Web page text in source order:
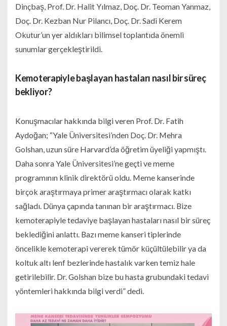
Dinçbaş, Prof. Dr. Halit Yılmaz, Doç. Dr. Teoman Yanmaz,
Doç. Dr. Kezban Nur Pilancı, Doç. Dr. Sadi Kerem
Okutur’un yer aldıkları bilimsel toplantıda önemli
sunumlar gerçekleştirildi.
Kemoterapiyle başlayan hastaları nasıl bir süreç
bekliyor?
Konuşmacılar hakkında bilgi veren Prof. Dr. Fatih
Aydoğan; “Yale Üniversitesi’nden Doç. Dr. Mehra
Golshan, uzun süre Harvard’da öğretim üyeliği yapmıştı.
Daha sonra Yale Üniversitesi’ne geçti ve meme
programının klinik direktörü oldu. Meme kanserinde
birçok araştırmaya primer araştırmacı olarak katkı
sağladı. Dünya çapında tanınan bir araştırmacı. Bize
kemoterapiyle tedaviye başlayan hastaları nasıl bir süreç
beklediğini anlattı. Bazı meme kanseri tiplerinde
öncelikle kemoterapi vererek tümör küçültülebilir ya da
koltuk altı lenf bezlerinde hastalık varken temiz hale
getirilebilir. Dr. Golshan bize bu hasta grubundaki tedavi
yöntemleri hakkında bilgi verdi” dedi.